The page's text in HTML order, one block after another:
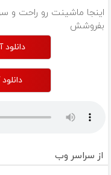
اینجا ماشینت رو راحت و
بفروشش
از سراسر وب